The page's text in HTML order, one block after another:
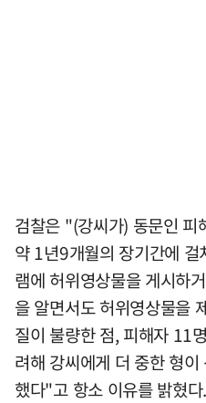
검찰은 "(강씨가) 동문인 피
약 1년9개월의 장기간에
램에 허위영상물을 게시하
을 알면서도 허위영상물을
질이 불량한 점, 피해자 11
려해 강씨에게 더 중한 형
했다"고 항소 이유를 밝혔다.